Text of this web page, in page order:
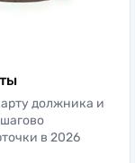
должника и
в 2026